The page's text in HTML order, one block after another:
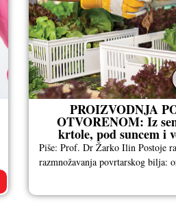
PROIZVODNJA
OTVORENOM: Iz
krtole, pod suncem i
Piše: Prof. Dr Žarko Ilin Postoje
razmnožavanja povrtarskog bilja: